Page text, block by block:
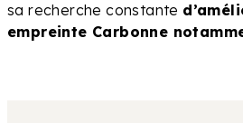
sa recherche constante
empreinte Carbonne